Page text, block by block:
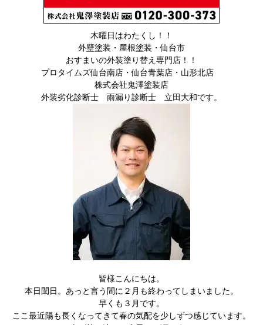
木曜日はわたくし！！
外壁塗装・屋根塗装・仙台市
おすまいの外装塗り替え専門店！！
プロタイムズ仙台南店・仙台青葉店・山形北店
株式会社鬼澤塗装店
外装劣化診断士 雨漏り診断士 立田大和です。
皆様こんにちは。
本日閏日。あっと言う間に２月も終わってしまいました。
早くも３月です。
ここ最近陽も長くなってきて春の気配を少しずつ感じています。